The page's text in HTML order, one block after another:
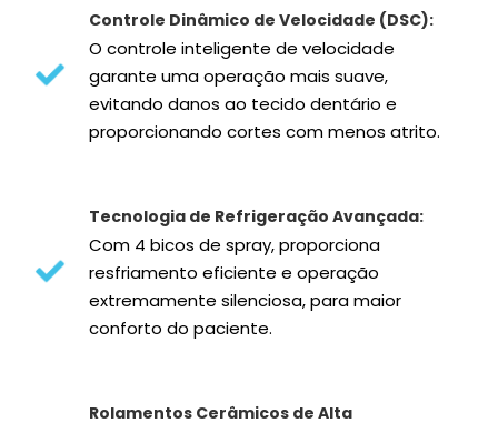
Controle Dinâmico de Velocidade (DSC):
O controle inteligente de velocidade
garante uma operação mais suave,
evitando danos ao tecido dentário e
proporcionando cortes com menos atrito.
Tecnologia de Refrigeração Avançada:
Com 4 bicos de spray, proporciona
resfriamento eficiente e operação
extremamente silenciosa, para maior
conforto do paciente.
Rolamentos Cerâmicos de Alta